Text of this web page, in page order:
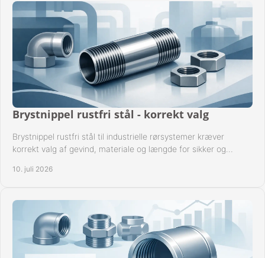
Brystnippel rustfri stål - korrekt valg
Brystnippel rustfri stål til industrielle rørsystemer kræver
korrekt valg af gevind, materiale og længde for sikker og
10. juli 2026